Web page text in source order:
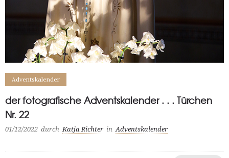
Adventskalender
der fotografische Adventskalender . . . Türchen
Nr. 22
01/12/2022 durch Katja Richter in Adventskalender